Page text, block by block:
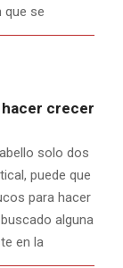
que se
crecer
solo dos
puede que
para hacer
alguna
en la